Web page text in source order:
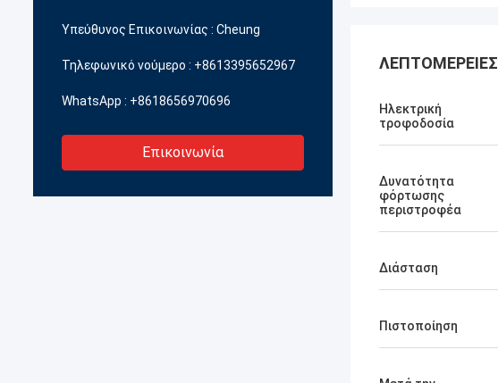
Υπεύθυνος Επικοινωνίας : Cheung
Τηλεφωνικό νούμερο : +8613395652967
WhatsApp : +8618656970696
Επικοινωνία
ΛΕΠΤΟΜΈΡΕΙΕΣ
Ηλεκτρική
τροφοδοσία
Δυνατότητα
φόρτωσης
περιστροφέα
Διάσταση
Πιστοποίηση